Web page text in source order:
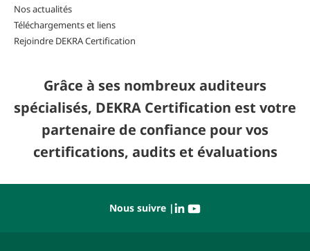
Nos actualités
Téléchargements et liens
Rejoindre DEKRA Certification
Grâce à ses nombreux auditeurs
spécialisés, DEKRA Certification est votre
partenaire de confiance pour vos
certifications, audits et évaluations
Nous suivre |